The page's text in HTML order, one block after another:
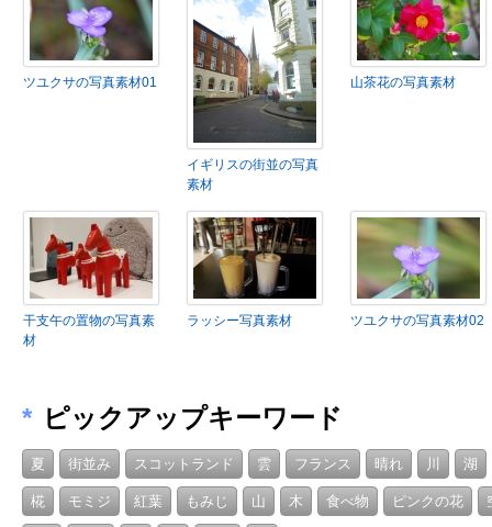
ツユクサの写真素材01
イギリスの街並の写真
素材
山茶花の写真素材
干支午の置物の写真素
材
ラッシー写真素材 ツユクサの写真素材02
* ピックアップキーワード
夏 街並み スコットランド 雲 フランス 晴れ 川 湖
椛 モミジ 紅葉 もみじ 山 木 食べ物 ピンクの花